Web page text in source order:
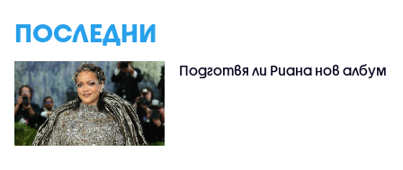
ПОСЛЕДНИ
Подготвя ли Риана нов албум